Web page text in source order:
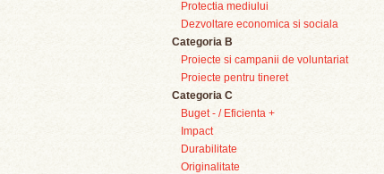
Protectia mediului
Dezvoltare economica si sociala
Categoria B
Proiecte si campanii de voluntariat
Proiecte pentru tineret
Categoria C
Buget - / Eficienta +
Impact
Durabilitate
Originalitate